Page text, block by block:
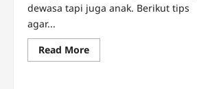
dewasa tapi juga anak. Berikut tips
agar...
Read MoreRead
more